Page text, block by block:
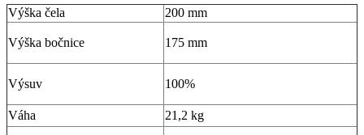
Výška čela 200 mm
Výška bočnice 175 mm
Výsuv 100%
Váha 21,2 kg